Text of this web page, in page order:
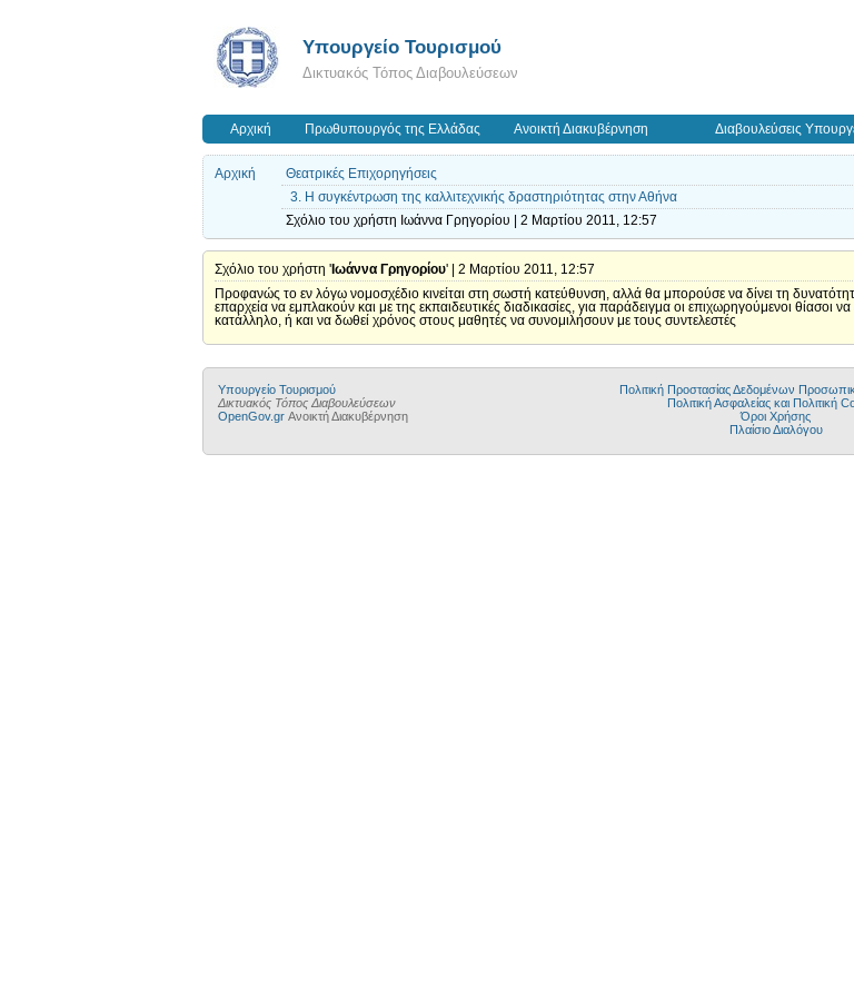
Υπουργείο Τουρισμού
Δικτυακός Τόπος Διαβουλεύσεων
Αρχική Πρωθυπουργός της Ελλάδας Ανοικτή Διακυβέρνηση Διαβουλεύσεις
Αρχική
Θεατρικές Επιχορηγήσεις
3. Η συγκέντρωση της καλλιτεχνικής δραστηριότητας στην Αθήνα
Σχόλιο του χρήστη Ιωάννα Γρηγορίου | 2 Μαρτίου 2011, 12:57
Σχόλιο του χρήστη ' Ιωάννα Γρηγορίου' | 2 Μαρτίου 2011, 12:57
Προφανώς το εν λόγω νομοσχέδιο κινείται στη σωστή κατεύθυνση, αλλά θα μπορούσε να δίνει τη
επαρχεία να εμπλακούν και με της εκπαιδευτικές διαδικασίες, για παράδειγμα οι επιχωρηγούμενοι θίασοι
κατάλληλο, ή και να δωθεί χρόνος στους μαθητές να συνομιλήσουν με τους συντελεστές
Υπουργείο Τουρισμού
Δικτυακός Τόπος Διαβουλεύσεων
OpenGov.gr Ανοικτή Διακυβέρνηση
Πολιτική Προστασίας Δεδομένων
Πολιτική Ασφαλείας και Πολιτική
Όροι Χρήσης
Πλαίσιο Διαλόγου